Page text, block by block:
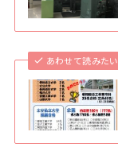
あわせて読みたい